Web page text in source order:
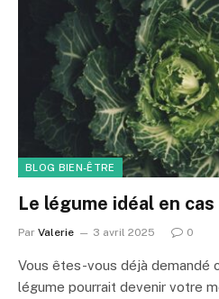
BLOG BIEN-ÊTRE
Le légume idéal en
Par Valerie 3 avril 2025 0
Vous êtes-vous déjà demandé
légume pourrait devenir votre